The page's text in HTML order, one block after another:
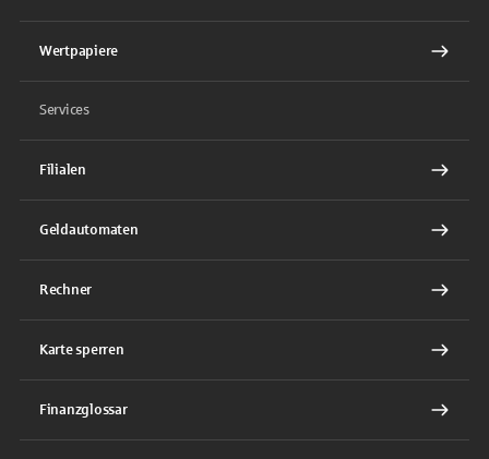
Wertpapiere
Services
Filialen
Geldautomaten
Rechner
Karte sperren
Finanzglossar